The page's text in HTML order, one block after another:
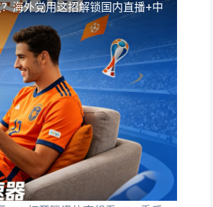
海外党用这招解锁国内直播+中